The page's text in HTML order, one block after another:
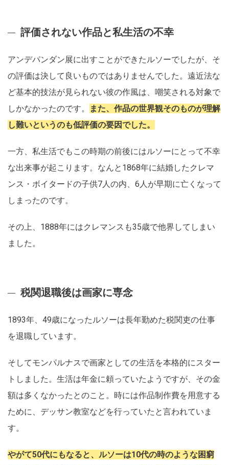
評価されない作品と私生活の不幸
アンデパンダン展に出すことができたルソーでしたが、そ
の評価は決して良いものではありませんでした。遠近法な
ど基本的技法が見られない彼の作風は、嘲笑される対象で
しかなかったのです。
また、作品の世界観そのものが理解
し難いというのも低評価の要因でした。
一方、私生活でもこの時期の前後にはルソーにとって不幸
な出来事が起こります。なんと1868年に結婚したクレマ
ンス・ボイタードの子供7人の内、6人が早期に亡くなって
しまったのです。
その上、1888年にはクレマンスも35歳で他界してしまい
ました。
税関退職後は画家に専念
1893年、49歳になったルソーは長年勤めた税関吏の仕事
を退職しています。
そしてモンパルナスで画家としての生活を本格的にスター
トしました。生活は年金に頼っていたようですが、その金
額は多くなかったとのこと。時には作品制作費を用意する
ために、デッサン教室などを行っていたと言われていま
す。
やがて50代にもなると、ルソーは10代の時のような困窮